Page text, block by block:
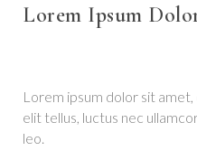
Lorem Ipsum
Lorem ipsum dolor sit
elit tellus, luctus nec
leo.